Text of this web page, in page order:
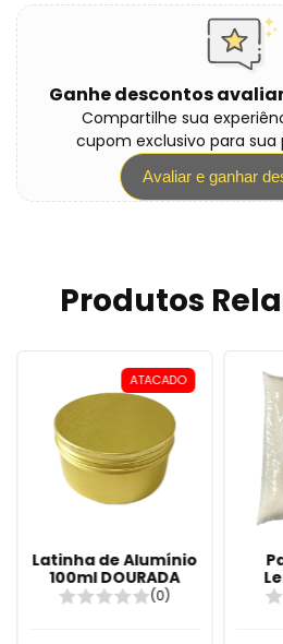
Ganhe descontos
Compartilhe sua
cupom exclusivo para
Avaliar e ganhar
Produtos
ATACADO
Latinha de Alumínio
100ml DOURADA
(0)